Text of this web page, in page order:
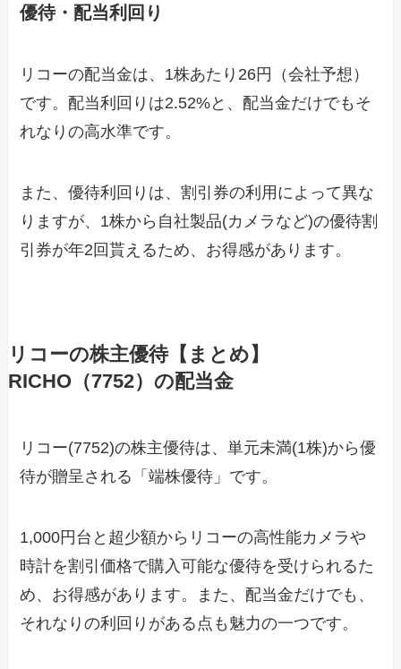
優待・配当利回り
リコーの配当金は、1株あたり26円（会社予想）
です。配当利回りは2.52%と、配当金だけでもそ
れなりの高水準です。
また、優待利回りは、割引券の利用によって異な
りますが、1株から自社製品(カメラなど)の優待割
引券が年2回貰えるため、お得感があります。
リコーの株主優待【まとめ】
RICHO（7752）の配当金
リコー(7752)の株主優待は、単元未満(1株)から優
待が贈呈される「端株優待」です。
1,000円台と超少額からリコーの高性能カメラや
時計を割引価格で購入可能な優待を受けられるた
め、お得感があります。また、配当金だけでも、
それなりの利回りがある点も魅力の一つです。